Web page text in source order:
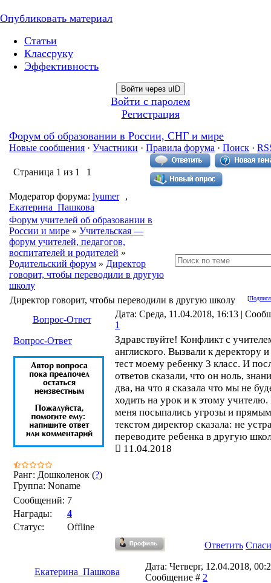
Опубликовать материал
Статьи
Классруку
Эффективность
Войти через uID
Войти с паролем
Регистрация
Форум об образовании в России, СНГ и мире
Новые сообщения · Участники · Правила форума · Поиск ·
Страница 1 из 1 1
Модератор форума: lyumer
,
Екатерина_Пашкова
Форум учителей об образовании в
России и мире » Учительская —
форум учителей, педагогов,
воспитателей и родителей »
Родительский форум » Директор
говорит, чтобы переводили в другую
школу
[
Директор говорит, чтобы переводили в другую школу
Вопрос-Ответ
Дата: Среда, 11.04.2018, 16:13 |
1
Вопрос-Ответ
Ранг: Дошколенок (?)
Группа: Noname
Сообщений: 7
Награды:
4
Статус:
Offline
Здравствуйте! Конфликт с
англиского. Вызвали к деректору
тест моему ребенку 3 класс. И
ответов сказали, что он ноль,
два, на что я сказала что мы не
ходить на урок и к этому
меня посыпались угрозы и прямым
текстом директор сказала: не
переводите ребенка в другую
11.04.2018
Ответить
Екатерина_Пашкова
Дата: Четверг, 12.04.2018,
Сообщение # 2